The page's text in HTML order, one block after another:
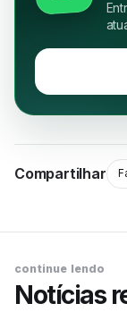
Compartilhar
continue lendo
Notícias